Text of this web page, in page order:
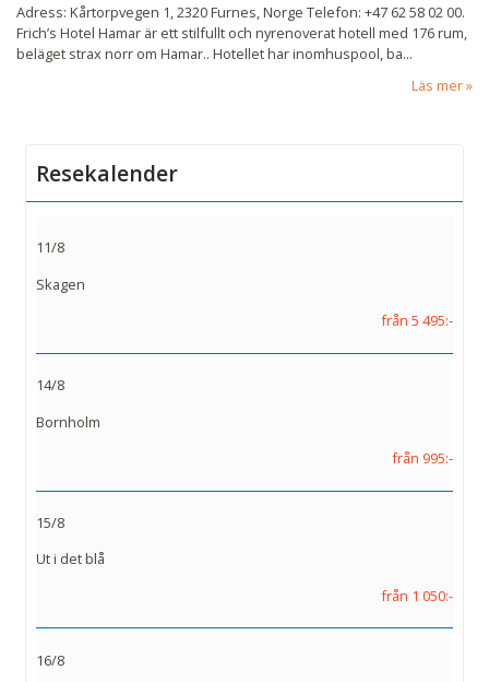
Adress: Kårtorpvegen 1, 2320 Furnes, Norge Telefon: +47 62 58 02 00.
Frich’s Hotel Hamar är ett stilfullt och nyrenoverat hotell med 176 rum,
beläget strax norr om Hamar.. Hotellet har inomhuspool, ba...
Läs mer
Resekalender
11/8
Skagen
från 5 495:-
14/8
Bornholm
från 995:-
15/8
Ut i det blå
från 1 050:-
16/8